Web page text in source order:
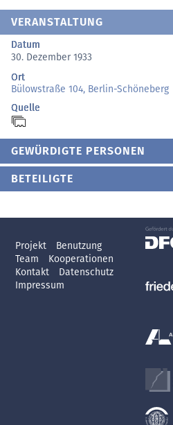
VERANSTALTUNG
Datum
30. Dezember 1933
Ort
Bülowstraße 104, Berlin-Schöneberg
Quelle
GEWÜRDIGTE PERSONEN
BETEILIGTE
Projekt
Benutzung
Team
Kooperationen
Kontakt
Datenschutz
Impressum